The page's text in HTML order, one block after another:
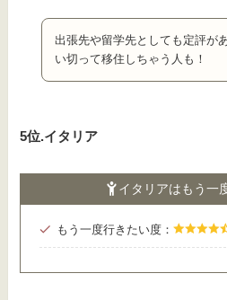
出張先や留学先としても定評が
い切って移住しちゃう人も！
5位.イタリア
イタリアはもう一
もう一度行きたい度：